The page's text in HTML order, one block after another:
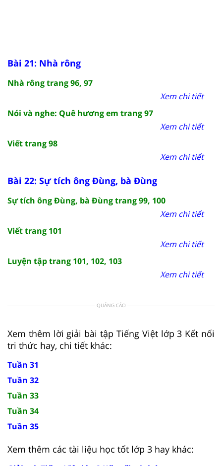
Bài 21: Nhà rông
Nhà rông trang 96, 97
Xem chi tiết
Nói và nghe: Quê hương em trang 97
Xem chi tiết
Viết trang 98
Xem chi tiết
Bài 22: Sự tích ông Đùng, bà Đùng
Sự tích ông Đùng, bà Đùng trang 99, 100
Xem chi tiết
Viết trang 101
Xem chi tiết
Luyện tập trang 101, 102, 103
Xem chi tiết
QUẢNG CÁO
Xem thêm lời giải bài tập Tiếng Việt lớp 3 Kết nối
tri thức hay, chi tiết khác:
Tuần 31
Tuần 32
Tuần 33
Tuần 34
Tuần 35
Xem thêm các tài liệu học tốt lớp 3 hay khác: